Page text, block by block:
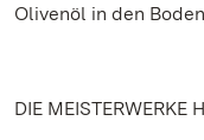
Olivenöl in den
DIE MEISTERWERKE